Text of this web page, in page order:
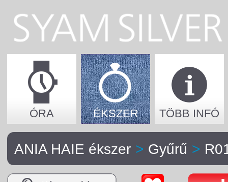
ÓRA ÉKSZER TÖBB INFÓ
ANIA HAIE ékszer > Gyűrű >